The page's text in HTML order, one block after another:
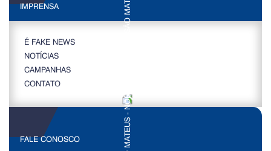
IMPRENSA
É FAKE NEWS
NOTÍCIAS
CAMPANHAS
CONTATO
FALE CONOSCO